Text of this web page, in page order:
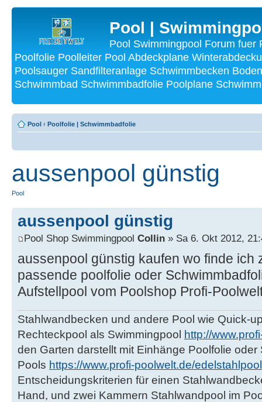
Pool |
Pool Swimmingpool Forum fuer
Poolfolie Poolleiter Pool Abdeckplane
Poolsauger Sandfilteranlage Schwimmbecken
Schwimmbad Schwimmbadfolie Poolplane
Pool ‹ Poolfolie | Schwimmbadfolie
aussenpool günstig
Pool
aussenpool günstig
Pool Shop Swimmingpool Collin » Sa 6. Okt 2012,
aussenpool günstig kaufen wo finde ich
passende poolfolie oder
Aufstellpool vom Poolshop Profi-
Stahlwandbecken und andere Pool wie Quick-
Rechteckpool als Swimmingpool http://
den Garten darstellt mit Einhänge Poolfolie
Pools https://www.profi-poolwelt.de/
Entscheidungskriterien für einen
Hand, und zwei Kammern Stahlwandpool im